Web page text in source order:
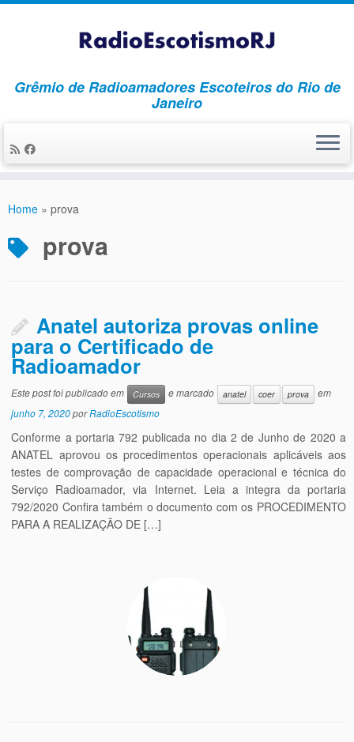
to
Grêmio de Radioamadores Escoteiros do Rio de
Janeiro
Home » prova
prova
Anatel autoriza provas online
para o Certificado de
Radioamador
Este post foi publicado em Cursos e marcado anatel coer prova
em
junho 7, 2020porRadioEscotismo
Conforme a portaria 792 publicada no dia 2 de Junho de 2020 a
ANATEL aprovou os procedimentos operacionais aplicáveis aos
testes de comprovação de capacidade operacional e técnica do
Serviço Radioamador, via Internet. Leia a integra da portaria
792/2020 Confira também o documento com os PROCEDIMENTO
PARA A REALIZAÇÃO DE […]